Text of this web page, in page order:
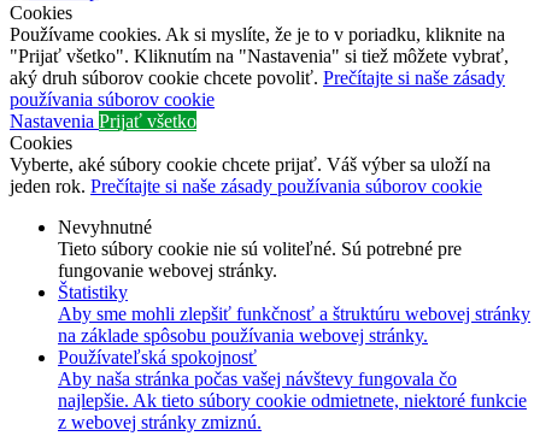
Cookies
Používame cookies. Ak si myslíte, že je to v poriadku, kliknite na
"Prijať všetko". Kliknutím na "Nastavenia" si tiež môžete vybrať,
aký druh súborov cookie chcete povoliť. Prečítajte si naše zásady
používania súborov cookie
Nastavenia Prijať všetko
Cookies
Vyberte, aké súbory cookie chcete prijať. Váš výber sa uloží na
jeden rok. Prečítajte si naše zásady používania súborov cookie
Nevyhnutné
Tieto súbory cookie nie sú voliteľné. Sú potrebné pre
fungovanie webovej stránky.
Štatistiky
Aby sme mohli zlepšiť funkčnosť a štruktúru webovej stránky
na základe spôsobu používania webovej stránky.
Používateľská spokojnosť
Aby naša stránka počas vašej návštevy fungovala čo
najlepšie. Ak tieto súbory cookie odmietnete, niektoré funkcie
z webovej stránky zmiznú.